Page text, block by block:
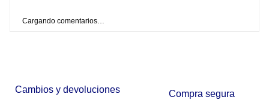
Cargando comentarios…
Cambios y devoluciones Compra segura